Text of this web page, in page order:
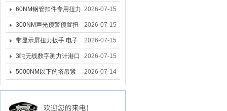
工行业用遥控式推拉力
计
专用扭矩扳手,产线质检
螺丝扭力专用扳手厂家
60NM钢管扣件专用扭力
扳手 脚手架扭力检测扳
手 工地扣件扭矩扳手品
牌
2026-07-15
300NM声光预警预置扭
力扳手 工业紧固专用数
显扭力工具厂家
2026-07-15
带显示屏扭力扳手 电子
数显扭力扳手 20NM精
准可调力矩扳手品牌
2026-07-15
3吨无线数字测力计港口
吊装专用
2026-07-15
5000NM以下的塔吊紧
固大扭力电动扳手 塔机
安装电动扳手厂家
2026-07-14